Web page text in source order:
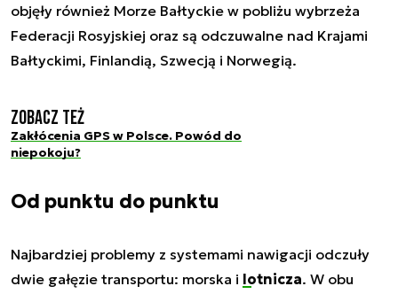
objęły również Morze Bałtyckie w pobliżu wybrzeża
Federacji Rosyjskiej oraz są odczuwalne nad Krajami
Bałtyckimi, Finlandią, Szwecją i Norwegią.
Zobacz też
Zakłócenia GPS w Polsce. Powód do
niepokoju?
Od punktu do punktu
Najbardziej problemy z systemami nawigacji odczuły
dwie gałęzie transportu: morska i lotnicza. W obu